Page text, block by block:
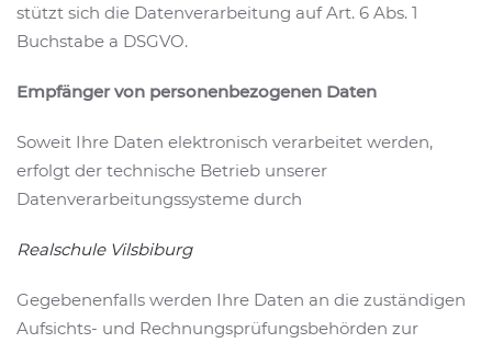
stützt sich die Datenverarbeitung auf Art. 6 Abs. 1
Buchstabe a DSGVO.
Empfänger von personenbezogenen Daten
Soweit Ihre Daten elektronisch verarbeitet werden,
erfolgt der technische Betrieb unserer
Datenverarbeitungssysteme durch
Realschule Vilsbiburg
Gegebenenfalls werden Ihre Daten an die zuständigen
Aufsichts- und Rechnungsprüfungsbehörden zur